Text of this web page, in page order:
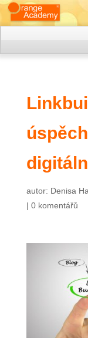
autor: Denisa
| 0 komentářů